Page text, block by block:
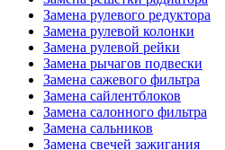
Замена рулевого редуктора
Замена рулевой колонки
Замена рулевой рейки
Замена рычагов подвески
Замена сажевого фильтра
Замена сайлентблоков
Замена салонного фильтра
Замена сальников
Замена свечей зажигания